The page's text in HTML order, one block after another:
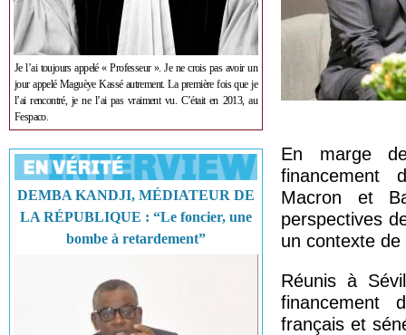
Je l’ai toujours appelé « Professeur ». Je ne crois pas avoir un
jour appelé Maguèye Kassé autrement. La première fois que je
l’ai rencontré, je ne l’ai pas vraiment vu. C’était en 2013, au
Fespaco.
DEMBA KANDJI, MÉDIATEUR DE
LA RÉPUBLIQUE : “Le foncier, une
bombe à retardement”
En marge
financement
Macron et
perspectives
un contexte
Réunis à
financement
français et